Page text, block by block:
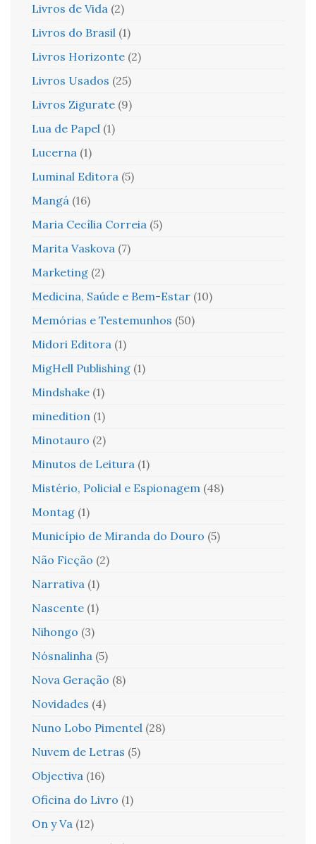
Livros de Vida (2)
Livros do Brasil (1)
Livros Horizonte (2)
Livros Usados (25)
Livros Zigurate (9)
Lua de Papel (1)
Lucerna (1)
Luminal Editora (5)
Mangá (16)
Maria Cecília Correia (5)
Marita Vaskova (7)
Marketing (2)
Medicina, Saúde e Bem-Estar (10)
Memórias e Testemunhos (50)
Midori Editora (1)
MigHell Publishing (1)
Mindshake (1)
minedition (1)
Minotauro (2)
Minutos de Leitura (1)
Mistério, Policial e Espionagem (48)
Montag (1)
Município de Miranda do Douro (5)
Não Ficção (2)
Narrativa (1)
Nascente (1)
Nihongo (3)
Nósnalinha (5)
Nova Geração (8)
Novidades (4)
Nuno Lobo Pimentel (28)
Nuvem de Letras (5)
Objectiva (16)
Oficina do Livro (1)
On y Va (12)